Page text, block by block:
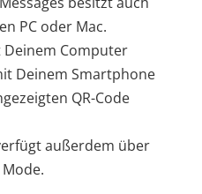
PC oder Mac.
Computer
Deinem Smartphone
QR-Code
außerdem über